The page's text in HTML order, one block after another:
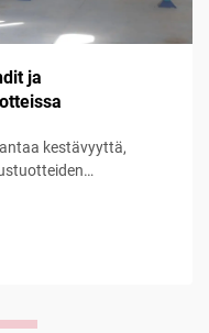
ja
kestävyyttä,
hyödyt –